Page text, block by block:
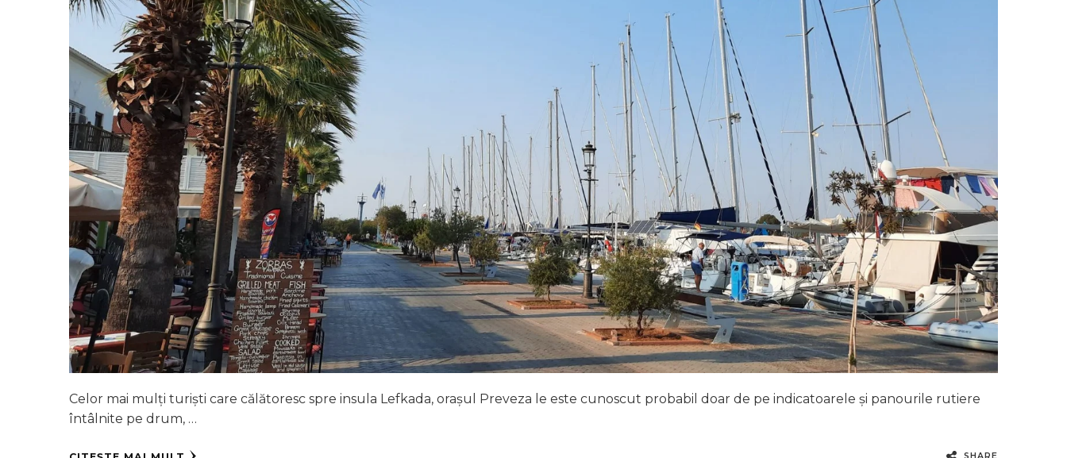
Celor mai mulți turiști care călătoresc spre insula Lefkada, orașul Preveza le este cunoscut probabil doar de pe indicatoarele și panourile rutiere
întâlnite pe drum, …